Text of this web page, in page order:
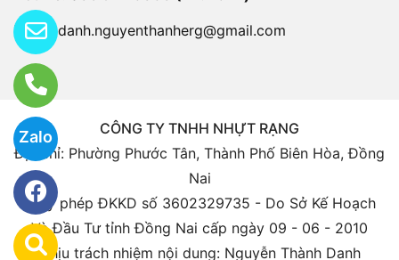
Zalo
Email:danh.nguyenthanherg@gmail.com
CÔNG TY TNHH NHỰT RẠNG
Địa chỉ: Phường Phước Tân, Thành Phố Biên Hòa, Đồng
Nai
Giấy phép ĐKKD số 3602329735 - Do Sở Kế Hoạch
Và Đầu Tư tỉnh Đồng Nai cấp ngày 09 - 06 - 2010
Chịu trách nhiệm nội dung: Nguyễn Thành Danh